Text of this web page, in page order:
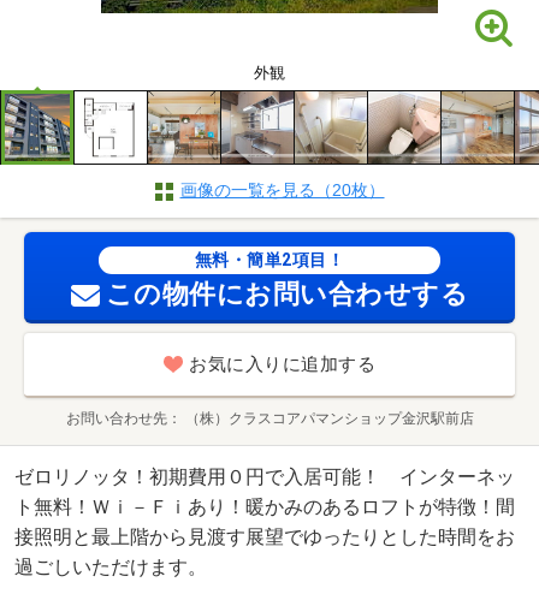
外観
画像の一覧を見る（20枚）
無料・簡単2項目！
この物件にお問い合わせする
お気に入りに追加する
お問い合わせ先 （株）クラスコアパマンショップ金沢駅前店
ゼロリノッタ！初期費用０円で入居可能！ インターネッ
ト無料！Ｗｉ－Ｆｉあり！暖かみのあるロフトが特徴！間
接照明と最上階から見渡す展望でゆったりとした時間をお
過ごしいただけます。